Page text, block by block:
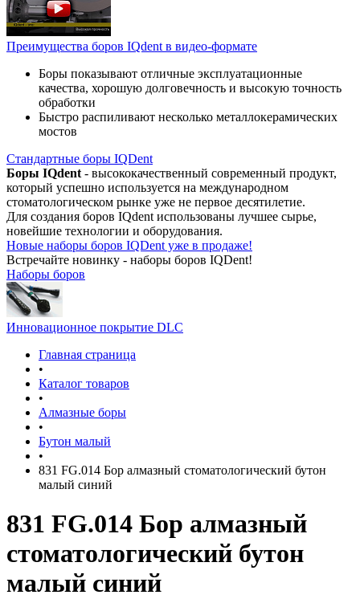
Преимущества боров IQdent в видео-формате
Боры показывают отличные эксплуатационные
качества, хорошую долговечность и высокую точность
обработки
Быстро распиливают несколько металлокерамических
мостов
Стандартные боры IQDent
Боры IQdent - высококачественный современный продукт,
который успешно используется на международном
стоматологическом рынке уже не первое десятилетие.
Для создания боров IQdent использованы лучшее сырье,
новейшие технологии и оборудования.
Новые наборы боров IQDent уже в продаже!
Встречайте новинку - наборы боров IQDent!
Наборы боров
Инновационное покрытие DLC
Главная страница
•
Каталог товаров
•
Алмазные боры
•
Бутон малый
•
831 FG.014 Бор алмазный стоматологический бутон
малый синий
831 FG.014 Бор алмазный
стоматологический бутон
малый синий